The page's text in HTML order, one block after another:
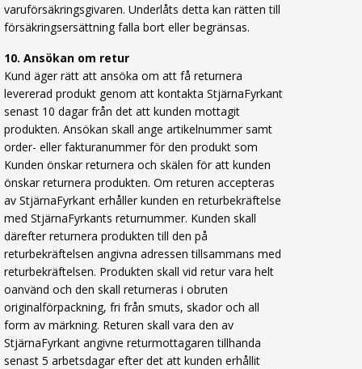
varuförsäkringsgivaren. Underlåts detta kan rätten till
försäkringsersättning falla bort eller begränsas.
10. Ansökan om retur
Kund äger rätt att ansöka om att få returnera
levererad produkt genom att kontakta StjärnaFyrkant
senast 10 dagar från det att kunden mottagit
produkten. Ansökan skall ange artikelnummer samt
order- eller fakturanummer för den produkt som
Kunden önskar returnera och skälen för att kunden
önskar returnera produkten. Om returen accepteras
av StjärnaFyrkant erhåller kunden en returbekräftelse
med StjärnaFyrkants returnummer. Kunden skall
därefter returnera produkten till den på
returbekräftelsen angivna adressen tillsammans med
returbekräftelsen. Produkten skall vid retur vara helt
oanvänd och den skall returneras i obruten
originalförpackning, fri från smuts, skador och all
form av märkning. Returen skall vara den av
StjärnaFyrkant angivne returmottagaren tillhanda
senast 5 arbetsdagar efter det att kunden erhållit